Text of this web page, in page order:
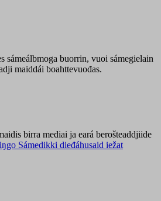
sámeálbmoga buorrin, vuoi sámegielain
maiddái boahttevuođas.
birra mediai ja eará berošteaddjiide
Sámedikki dieđáhusaid iežat